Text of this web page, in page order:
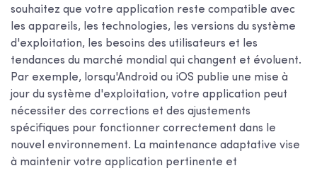
souhaitez que votre application reste compatible avec
les appareils, les technologies, les versions du système
d'exploitation, les besoins des utilisateurs et les
tendances du marché mondial qui changent et évoluent.
Par exemple, lorsqu'Android ou iOS publie une mise à
jour du système d'exploitation, votre application peut
nécessiter des corrections et des ajustements
spécifiques pour fonctionner correctement dans le
nouvel environnement. La maintenance adaptative vise
à maintenir votre application pertinente et